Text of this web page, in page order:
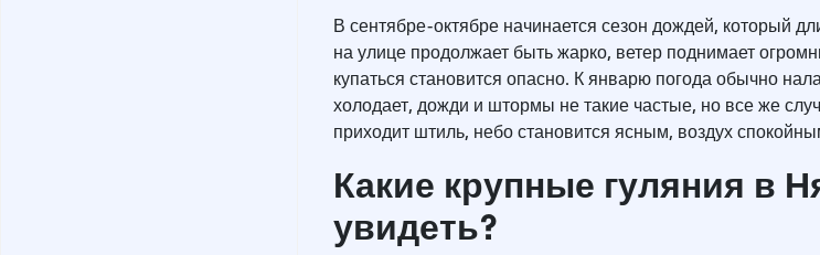
В сентябре-октябре начинается сезон дождей, который
на улице продолжает быть жарко, ветер поднимает
купаться становится опасно. К январю погода обычно
холодает, дожди и штормы не такие частые, но все же
приходит штиль, небо становится ясным, воздух
Какие крупные гуляния в
увидеть?